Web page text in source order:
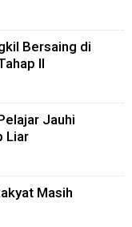
Bersaing di
II
Jauhi
Liar
Masih